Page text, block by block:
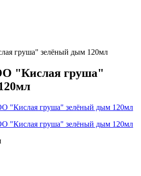
груша" зелёный дым 120мл
"Кислая груша"